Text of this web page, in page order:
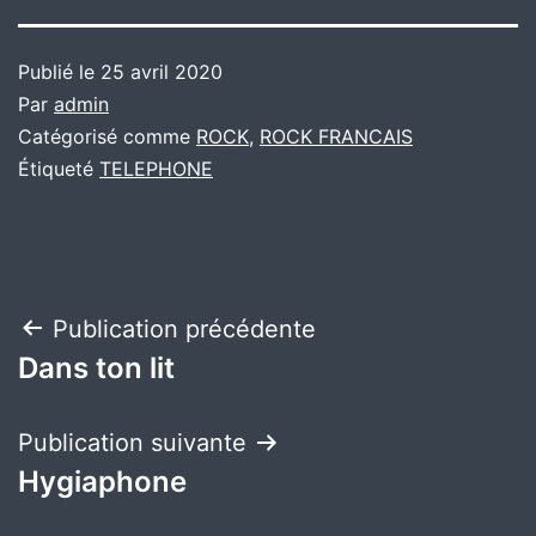
Publié le 25 avril 2020
Par admin
Catégorisé comme ROCK, ROCK FRANCAIS
Étiqueté TELEPHONE
Navigation
de
l’article
Publication précédente
Dans ton lit
Publication suivante
Hygiaphone